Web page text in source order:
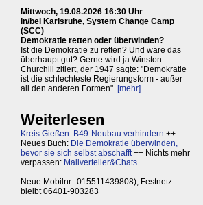
Mittwoch, 19.08.2026 16:30 Uhr
in/bei Karlsruhe, System Change Camp
(SCC)
Demokratie retten oder überwinden?
Ist die Demokratie zu retten? Und wäre das
überhaupt gut? Gerne wird ja Winston
Churchill zitiert, der 1947 sagte: "Demokratie
ist die schlechteste Regierungsform - außer
all den anderen Formen". [mehr]
Weiterlesen
Kreis Gießen: B49-Neubau verhindern ++
Neues Buch: Die Demokratie überwinden,
bevor sie sich selbst abschafft++ Nichts mehr
verpassen: Mailverteiler&Chats
Neue Mobilnr.: 015511439808), Festnetz
bleibt 06401-903283